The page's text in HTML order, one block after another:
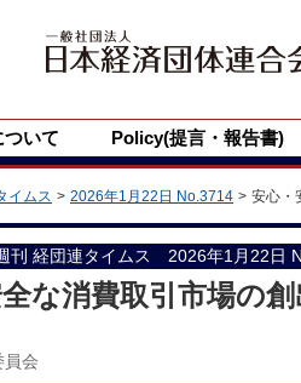
いて Policy(提言・報告書)
イムス 2026年1月22日 No.3714 安心・
刊 経団連タイムス 2026年1月22日
な消費取引市場の
員会